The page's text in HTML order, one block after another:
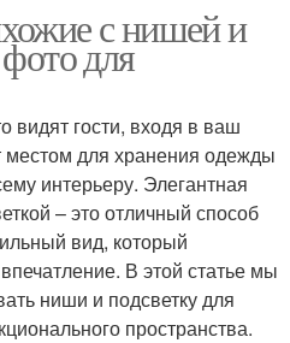
Гамма для прихожей
Хранения в прихожей
Выключатели в
прихожей
с нишей и
для
видят гости, входя в ваш
местом для хранения одежды
интерьеру. Элегантная
– это отличный способ
вид, который
В этой статье мы
ниши и подсветку для
пространства.